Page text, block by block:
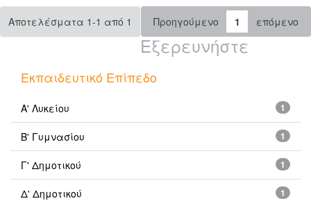
Αποτελέσματα 1-1 από 1 Προηγούμενο 1 επόμενο
Εξερευνήστε
Εκπαιδευτικό Επίπεδο
1
Α' Λυκείου
1
Β' Γυμνασίου
1
Γ' Δημοτικού
1
Δ' Δημοτικού